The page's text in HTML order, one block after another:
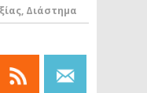
, Διάστημα